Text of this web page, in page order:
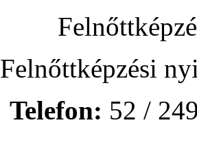
Felnőttképzési
Telefon: 52 /